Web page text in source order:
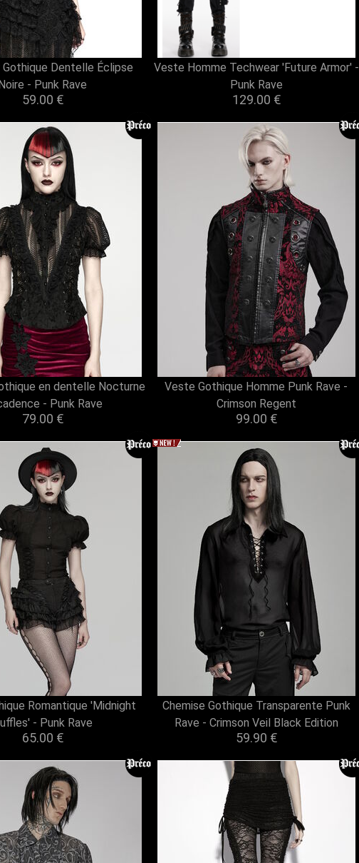
Gothique Dentelle Éclipse
- Punk Rave
59.00 €
Veste Homme Techwear 'Future Armor' -
Punk Rave
129.00 €
en dentelle Nocturne
- Punk Rave
79.00 €
Veste Gothique Homme Punk Rave -
Crimson Regent
99.00 €
Romantique 'Midnight
- Punk Rave
65.00 €
Chemise Gothique Transparente Punk
Rave - Crimson Veil Black Edition
59.90 €